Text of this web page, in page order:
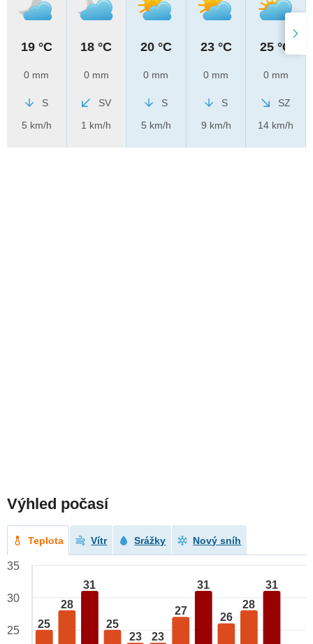
19 °C
0 mm
S
5 km/h
18 °C
0 mm
SV
1 km/h
20 °C
0 mm
S
5 km/h
23 °C
0 mm
S
9 km/h
25 °C
0 mm
SZ
14 km/h
Výhled počasí
Teplota Vítr Srážky Nový sníh
25
28
31
25
23 23
27
31
26
28
31
35
30
25